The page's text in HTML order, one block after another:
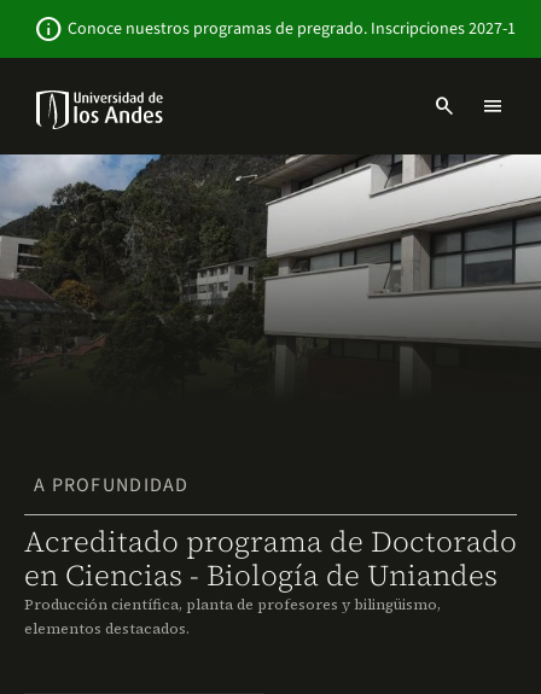
contenido
info Conoce nuestros programas de pregrado. Inscripciones 2027-1
Navbar
-
Sitio
Institucional
search menu
A PROFUNDIDAD
Acreditado programa de Doctorado
en Ciencias - Biología de Uniandes
Producción científica, planta de profesores y bilingüismo,
elementos destacados.